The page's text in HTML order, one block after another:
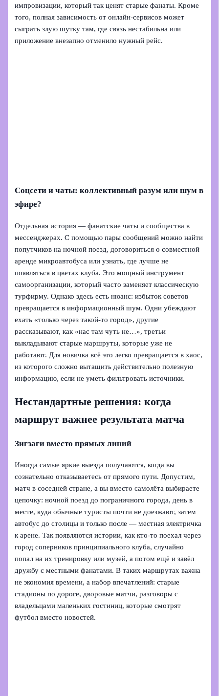
импровизации, который так ценят старые фанаты. Кроме
того, полная зависимость от онлайн-сервисов может
сыграть злую шутку там, где связь нестабильна или
приложение внезапно отменило нужный рейс.
Соцсети и чаты: коллективный разум или шум в
эфире?
Отдельная история — фанатские чаты и сообщества в
мессенджерах. С помощью пары сообщений можно найти
попутчиков на ночной поезд, договориться о совместной
аренде микроавтобуса или узнать, где лучше не
появляться в цветах клуба. Это мощный инструмент
самоорганизации, который часто заменяет классическую
турфирму. Однако здесь есть нюанс: избыток советов
превращается в информационный шум. Одни убеждают
ехать «только через такой-то город», другие
рассказывают, как «нас там чуть не…», третьи
выкладывают старые маршруты, которые уже не
работают. Для новичка всё это легко превращается в хаос,
из которого сложно вытащить действительно полезную
информацию, если не уметь фильтровать источники.
Нестандартные решения: когда
маршрут важнее результата матча
Зигзаги вместо прямых линий
Иногда самые яркие выезда получаются, когда вы
сознательно отказываетесь от прямого пути. Допустим,
матч в соседней стране, а вы вместо самолёта выбираете
цепочку: ночной поезд до пограничного города, день в
месте, куда обычные туристы почти не доезжают, затем
автобус до столицы и только после — местная электричка
к арене. Так появляются истории, как кто-то поехал через
город соперников принципиального клуба, случайно
попал на их тренировку или музей, а потом ещё и завёл
дружбу с местными фанатами. В таких маршрутах важна
не экономия времени, а набор впечатлений: старые
стадионы по дороге, дворовые матчи, разговоры с
владельцами маленьких гостиниц, которые смотрят
футбол вместо новостей.